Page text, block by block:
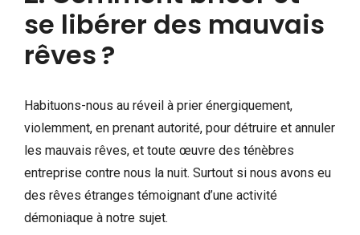
se libérer des mauvais
rêves ?
Habituons-nous au réveil à prier énergiquement,
violemment, en prenant autorité, pour détruire et annuler
les mauvais rêves, et toute œuvre des ténèbres
entreprise contre nous la nuit. Surtout si nous avons eu
des rêves étranges témoignant d’une activité
démoniaque à notre sujet.